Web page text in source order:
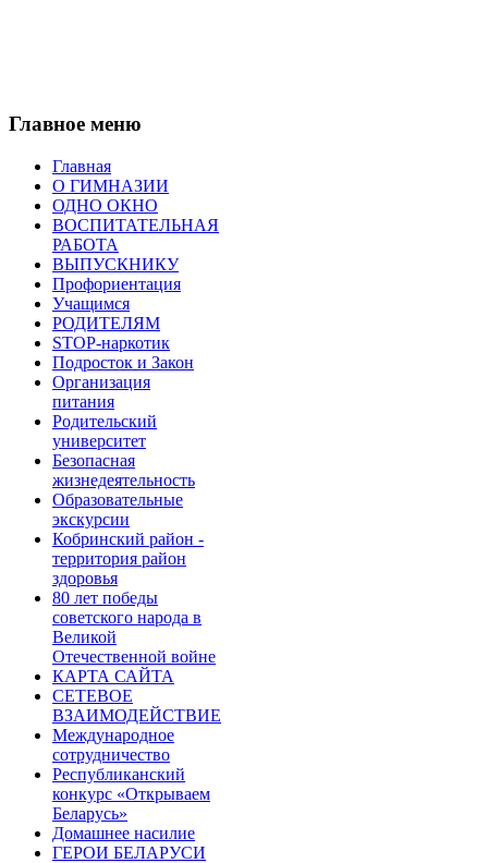
Главное меню
Главная
О ГИМНАЗИИ
ОДНО ОКНО
ВОСПИТАТЕЛЬНАЯ
РАБОТА
ВЫПУСКНИКУ
Профориентация
Учащимся
РОДИТЕЛЯМ
STOP-наркотик
Подросток и Закон
Организация
питания
Родительский
университет
Безопасная
жизнедеятельность
Образовательные
экскурсии
Кобринский район -
территория район
здоровья
80 лет победы
советского народа в
Великой
Отечественной войне
КАРТА САЙТА
СЕТЕВОЕ
ВЗАИМОДЕЙСТВИЕ
Международное
сотрудничество
Республиканский
конкурс «Открываем
Беларусь»
Домашнее насилие
ГЕРОИ БЕЛАРУСИ